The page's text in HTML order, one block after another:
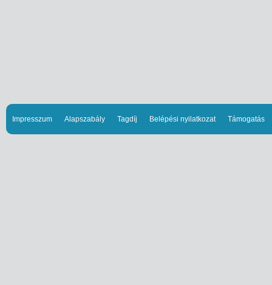
Impresszum Alapszabály Tagdíj Belépési nyilatkozat Támogatás